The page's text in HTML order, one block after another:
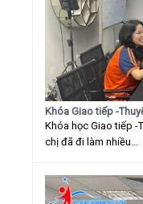
Khóa Giao tiếp -
Khóa học Giao tiếp -
chị đã đi làm nhiều...